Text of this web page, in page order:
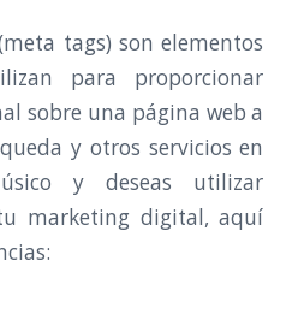
tags) son elementos
para proporcionar
sobre una página web a
y otros servicios en
y deseas utilizar
marketing digital, aquí